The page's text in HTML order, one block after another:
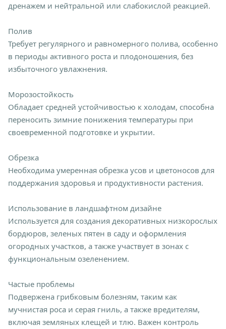
дренажем и нейтральной или слабокислой реакцией.
Полив
Требует регулярного и равномерного полива, особенно
в периоды активного роста и плодоношения, без
избыточного увлажнения.
Морозостойкость
Обладает средней устойчивостью к холодам, способна
переносить зимние понижения температуры при
своевременной подготовке и укрытии.
Обрезка
Необходима умеренная обрезка усов и цветоносов для
поддержания здоровья и продуктивности растения.
Использование в ландшафтном дизайне
Используется для создания декоративных низкорослых
бордюров, зеленых пятен в саду и оформления
огородных участков, а также участвует в зонах с
функциональным озеленением.
Частые проблемы
Подвержена грибковым болезням, таким как
мучнистая роса и серая гниль, а также вредителям,
включая земляных клещей и тлю. Важен контроль